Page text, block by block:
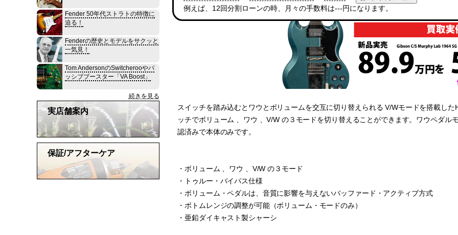
例えば、12回分割ローンの時、月々の手数料は---円になります。
スイッチを踏み込むとワウとボリュームを交互に切り替えられる V/Wモードを搭載し
ッチでボリューム 、ワウ 、V/W の３モードを切り替えることができます。ワウペダル
認済みで本体のみです。
・ボリューム 、ワウ 、V/W の３モード
・トゥルー・バイパス仕様
・ボリューム・ペダルは、音質に影響を与えないバッファード・アクティブ方式
・ボトムレンジの調整が可能（ボリューム・モードのみ）
・亜鉛ダイキャスト製シャーシ
Fender 50年代ストラトの特徴に
迫る！
Fenderの歴史とモデルをサクッと
一気見！
Tom AndersonのSwitcherooやパ
ッシブブースター「VA Boost」
続きを見る
実店舗案内
保証/アフターケア